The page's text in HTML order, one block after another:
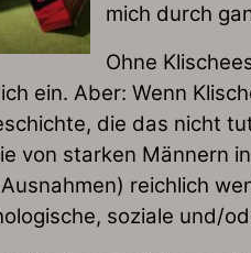
mich durch
Ohne
ein. Aber: Wenn
die das nicht
von starken Männern
reichlich
soziale und/